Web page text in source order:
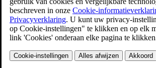
Heeft dit geholpen?
Ja Nee